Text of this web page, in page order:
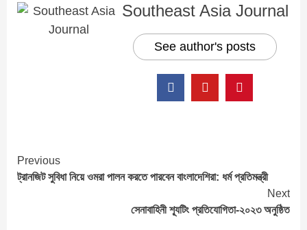
Southeast Asia Journal
See author's posts
Continue
Reading
Previous
ট্রানজিট সুবিধা নিয়ে ওমরা পালন করতে পারবেন বাংলাদেশিরা: ধর্ম প্রতিমন্ত্রী
Next
সেনাবাহিনী শ্যূটিং প্রতিযোগিতা-২০২৩ অনুষ্ঠিত